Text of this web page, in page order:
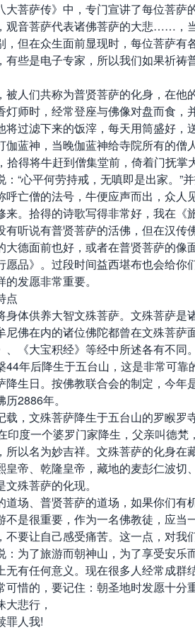
大菩萨传》中，专门宣讲了每位菩萨
观音菩萨代表诸佛菩萨的大悲……，
，但在众生面前显现时，每位菩萨有
有些是电子专家，所以我们如果祈祷
被人们共称为普贤菩萨的化身，在他
灯师时，经常登座与佛像对盘而食，
将过滤下来的饭滓，每天用筒盛好，
伽蓝神，当晚伽蓝神给寺院所有的僧
拾得将牛赶到僧集堂前，倚着门抚掌
：“心平何劳持戒，无嗔即是出家。”
呼亡僧的法号，牛便应声而出，众人
来。拾得的诗歌写得非常好，我在《
有听说有普贤菩萨的活佛，但在汉传
大德面前也好，或者在普贤菩萨的像
愿品》。过段时间益西堪布也会给你
发愿非常重要。
点
身体供养大智文殊菩萨。文殊菩萨是
尼佛在内的诸位佛陀都曾在文殊菩萨
、《大宝积经》等经中所述各有不同
44年后降生于五台山，这是非常可靠
降生日。按佛教联合会的制定，今年
2886年。
载，文殊菩萨降生于五台山的罗睺罗
印度一个婆罗门家降生，父亲叫德梵
所以名为妙吉祥。文殊菩萨的化身在
皇帝、乾隆皇帝，藏地的麦彭仁波切
殊菩萨的化现。
道场、普贤菩萨的道场，如果你们有
不是很重要，作为一名佛教徒，应当
不要让自己感受痛苦。这一点，对我
：为了旅游而朝神山，为了享受安
无有任何意义。现在很多人经常成群
可惜的，要记住：朝圣地时发愿十分
悲行，
罪人我!